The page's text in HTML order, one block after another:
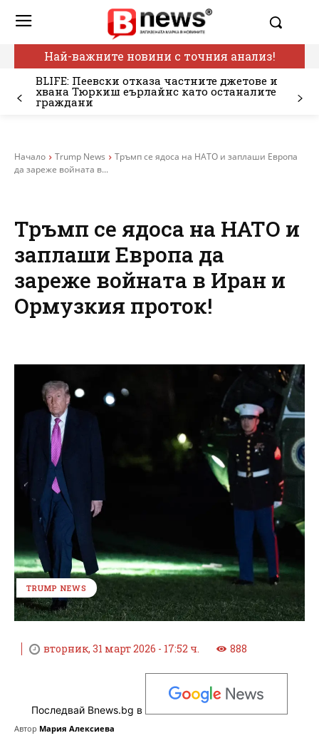
Най-важните новини с точния анализ!
BLIFE: Пеевски отказа частните джетове и
хвана Тюркиш еърлайнс като останалите
граждани
Начало Trump News
Тръмп се ядоса на НАТО и заплаши Европа
да зареже войната в...
Тръмп се ядоса на НАТО и
заплаши Европа да
зареже войната в Иран и
Ормузкия проток!
TRUMP NEWS
вторник, 31 март 2026 - 17:52 ч. 888
Последвай Bnews.bg в
Автор Мария Алексиева